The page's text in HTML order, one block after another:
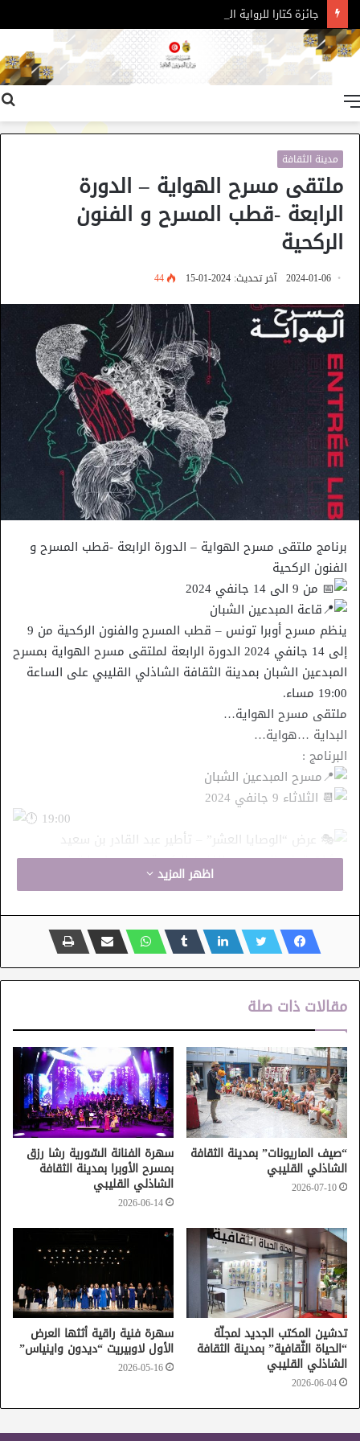
جائزة كتارا للرواية العربية – الدورة 11
مدينة الثقافة
ملتقى مسرح الهواية – الدورة
الرابعة -قطب المسرح و الفنون
الركحية
2024-01-06 آخر تحديث: 2024-01-15 44
برنامج ملتقى مسرح الهواية – الدورة الرابعة -قطب المسرح و
الفنون الركحية
من 9 الى 14 جانفي 2024
قاعة المبدعين الشبان
ينظم مسرح أوبرا تونس – قطب المسرح والفنون الركحية من 9
إلى 14 جانفي 2024 الدورة الرابعة لملتقى مسرح الهواية بمسرح
المبدعين الشبان بمدينة الثقافة الشاذلي القليبي على الساعة
19:00 مساء.
ملتقى مسرح الهواية…
البداية …هواية…
البرنامج :
مسرح المبدعين الشبان
الثلاثاء 9 جانفي 2024
19:00
عرض “الوصايا العشر” – تأطير عبد القادر بن سعيد
ورشات قطب المسرح و الفنون الركحية بمسرح اوبرا تونس
عرض “PARTIRO” – إخراج ايمن الطهاري
ميميزيا للمسرح بتازركة – نابل
الخميس 11 جانفي 2024
19:00
عرض “الشريط الاسود” – إخراج صابر السالمي
دار الثقافة بوحجلة -القيروان
الجمعة 12 جانفي 2024
19:00
عرض “غبيش” – إخراج مفتاح بوكريع
جمعية النهوض المسرحي – جربة
السبت 13 جانفي 2024
19:00
عرض “الغضراء” – إخراج وليد قصوري
جمعية نتنفس فن تالة – القصرين
19:00
عرض “القلب مسكون” – إخراج وليد العيادي
فضاء التياترو – تونس
اظهر المزيد
مقالات ذات صلة
“صيف الماريونات” بمدينة الثقافة
الشاذلي القليبي
2026-07-10
سهرة الفنانة السّورية رشا رزق
بمسرح الأوبرا بمدينة الثقافة
الشاذلي القليبي
2026-06-14
تدشين المكتب الجديد لمجلّة
“الحياة الثّقافية” بمدينة الثقافة
الشاذلي القليبي
2026-06-04
سهرة فنية راقية أثثها العرض
الأول لاوبيريت “ديدون واينياس”
2026-05-16